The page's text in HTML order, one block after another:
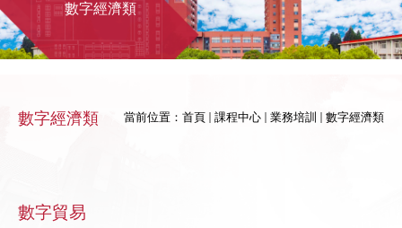
數字經濟類
當前位置： 首頁 課程中心 業務培訓 數字經濟類
數字經濟類
數字貿易